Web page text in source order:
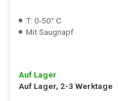
T: 0-50° C
Mit Saugnapf
Auf Lager
Auf Lager, 2-3 Werktage